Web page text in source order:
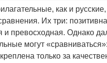
как и
Их три:
и превосходная. Однако
могут
только за